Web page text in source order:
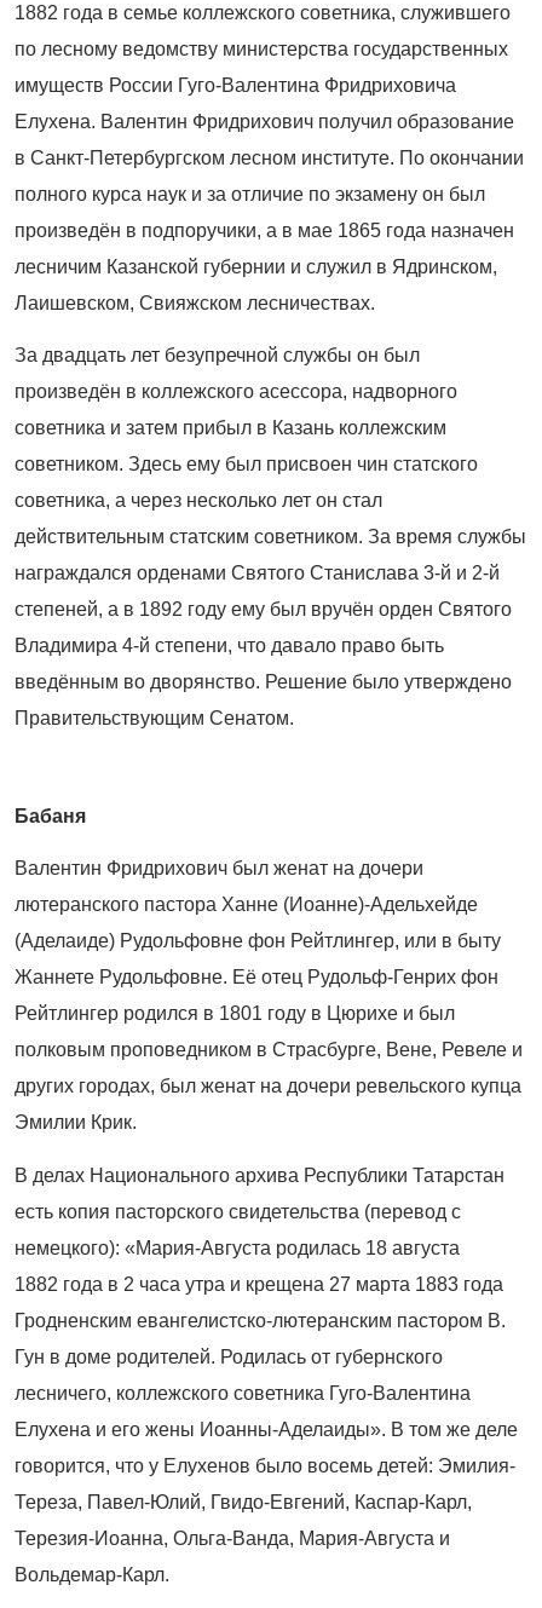
1882 года в семье коллежского советника, служившего
по лесному ведомству министерства государственных
имуществ России Гуго-Валентина Фридриховича
Елухена. Валентин Фридрихович получил образование
в Санкт-Петербургском лесном институте. По окончании
полного курса наук и за отличие по экзамену он был
произведён в подпоручики, а в мае 1865 года назначен
лесничим Казанской губернии и служил в Ядринском,
Лаишевском, Свияжском лесничествах.
За двадцать лет безупречной службы он был
произведён в коллежского асессора, надворного
советника и затем прибыл в Казань коллежским
советником. Здесь ему был присвоен чин статского
советника, а через несколько лет он стал
действительным статским советником. За время службы
награждался орденами Святого Стани­слава 3-й и 2-й
степеней, а в 1892 году ему был вручён орден Святого
Владимира 4-й степени, что давало право быть
введённым во дворянство. Решение было утверждено
Правительствующим Сенатом.
Бабаня
Валентин Фридрихович был женат на дочери
лютеранского пастора Ханне (Иоанне)‑Адельхейде
(Аделаиде) Рудольфовне фон Рейтлингер, или в быту
Жаннете Рудольфовне. Её отец Рудольф-Генрих фон
Рейтлингер родился в 1801 году в Цюрихе и был
полковым проповедником в Страсбурге, Вене, Ревеле и
других городах, был женат на дочери ревельского купца
Эмилии Крик.
В делах Национального архива Респуб­лики Татарстан
есть копия пасторского свидетельства (перевод с
немецкого): «Мария-Августа родилась 18 августа
1882 года в 2 часа утра и крещена 27 марта 1883 года
Гродненским евангелистско-лютеранским пастором В.
Гун в доме родителей. Родилась от губернского
лесничего, коллежского советника Гуго-Валентина
Елухена и его жены Иоанны-Аделаиды». В том же деле
говорится, что у Елухенов было восемь детей: Эмилия-
Тереза, Павел‑Юлий, Гвидо‑Евгений, Каспар-Карл,
Терезия‑Иоанна, Ольга‑Ванда, Мария-Августа и
Вольдемар-Карл.